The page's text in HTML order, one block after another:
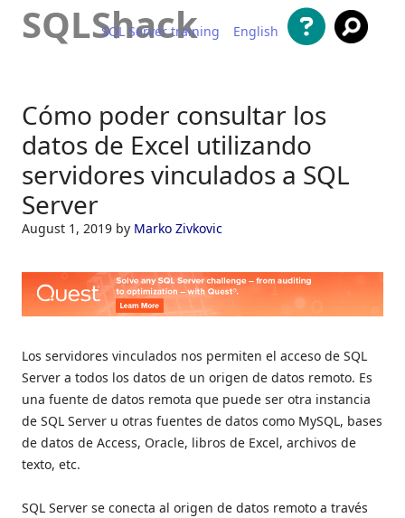
SQLShack
SQL Server training English
Cómo poder consultar los
datos de Excel utilizando
servidores vinculados a SQL
Server
August 1, 2019 by Marko Zivkovic
Los servidores vinculados nos permiten el acceso de SQL
Server a todos los datos de un origen de datos remoto. Es
una fuente de datos remota que puede ser otra instancia
de SQL Server u otras fuentes de datos como MySQL, bases
de datos de Access, Oracle, libros de Excel, archivos de
texto, etc.
SQL Server se conecta al origen de datos remoto a través